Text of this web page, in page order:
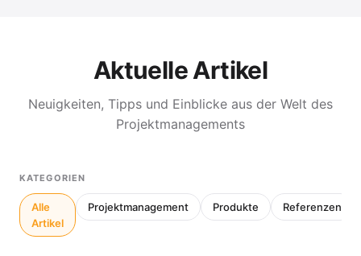
Aktuelle Artikel
Neuigkeiten, Tipps und Einblicke aus der Welt des
Projektmanagements
KATEGORIEN
Alle
Artikel
Projektmanagement Produkte Referenzen